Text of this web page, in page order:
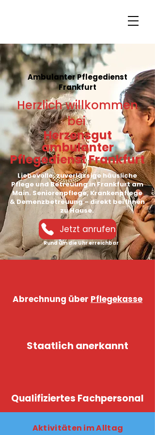
Ambulanter Pflegedienst
Frankfurt
Herzlich willkommen
bei
Herzensgut
ambulanter
Pflegedienst Frankfurt
Liebevolle, zuverlässige häusliche
Pflege und Betreuung in Frankfurt am
Main. Seniorenpflege, Krankenpflege
& Demenzbetreuung – direkt bei Ihnen
zu Hause.
Jetzt anrufen
Rund um die Uhr erreichbar
Abrechnung über Pflegekasse
Staatlich anerkannt
Qualifiziertes Fachpersonal
Aktivitäten im Alltag